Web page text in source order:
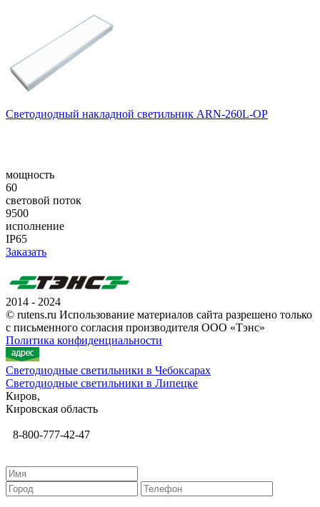
Светодиодный накладной светильник ARN-260L-OP
мощность
60
световой поток
9500
исполнение
IP65
Заказать
2014 - 2024
© rutens.ru Использование материалов сайта разрешено только
с письменного согласия производителя ООО «Тэнс»
Политика конфиденциальности
Светодиодные светильники в Чебоксарах
Светодиодные светильники в Липецке
Киров,
Кировская область
8-800-777-42-47